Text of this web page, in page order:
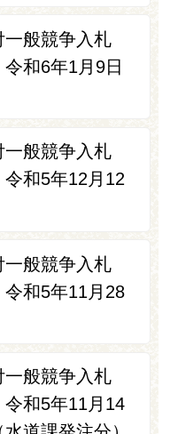
一般競争入札
令和6年1月9日
一般競争入札
令和5年12月12
一般競争入札
令和5年11月28
一般競争入札
令和5年11月14